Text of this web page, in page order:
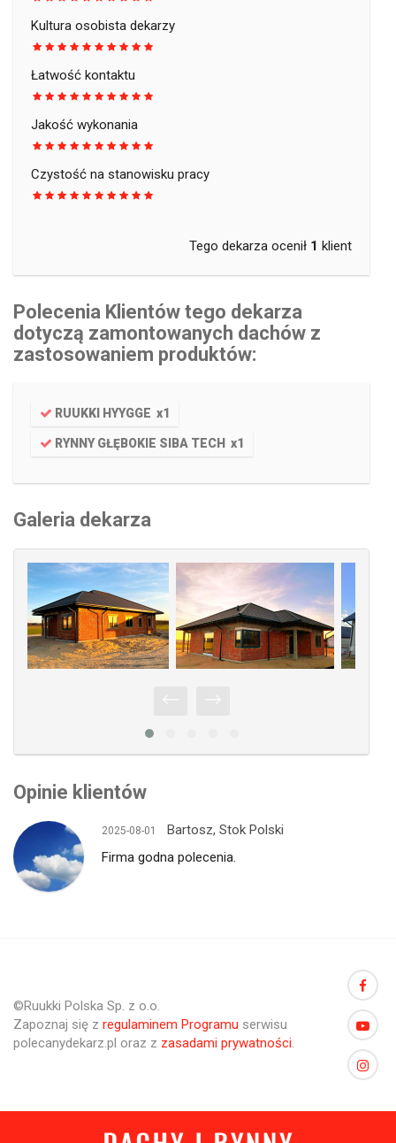
Kultura osobista dekarzy
Łatwość kontaktu
Jakość wykonania
Czystość na stanowisku pracy
Tego dekarza ocenił 1 klient
Polecenia Klientów tego dekarza
dotyczą zamontowanych dachów z
zastosowaniem produktów:
RUUKKI HYYGGE x1
RYNNY GŁĘBOKIE SIBA TECH x1
Galeria dekarza
Opinie klientów
2025-08-01
Bartosz, Stok Polski
Firma godna polecenia.
©Ruukki Polska Sp. z o.o.
Zapoznaj się z regulaminem Programu serwisu
polecanydekarz.pl oraz z zasadami prywatności.